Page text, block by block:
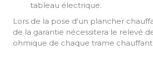
tableau électrique.
Lors de la pose d'un plancher
de la garantie nécessitera le relevé
ohmique de chaque trame